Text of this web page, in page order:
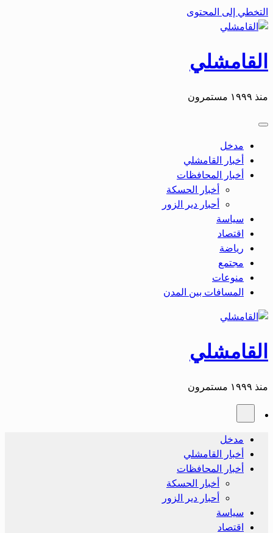
التخطي إلى المحتوى
القامشلي
منذ ١٩٩٩ مستمرون
مدخل
أخبار القامشلي
أخبار المحافظات
أخبار الحسكة
أحبار دير الزور
سياسة
اقتصاد
رياضة
مجتمع
منوعات
المسافات بين المدن
القامشلي
منذ ١٩٩٩ مستمرون
مدخل
أخبار القامشلي
أخبار المحافظات
أخبار الحسكة
أحبار دير الزور
سياسة
اقتصاد